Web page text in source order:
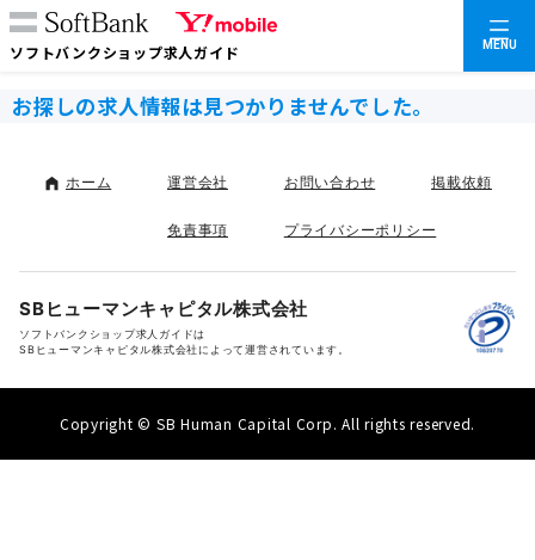
ソフトバンクショップ求人ガイド MENU
お探しの求人情報は見つかりませんでした。
ホーム 運営会社 お問い合わせ 掲載依頼
免責事項 プライバシーポリシー
SBヒューマンキャピタル株式会社
ソフトバンクショップ求人ガイドは
SBヒューマンキャピタル株式会社によって運営されています。
Copyright © SB Human Capital Corp. All rights reserved.